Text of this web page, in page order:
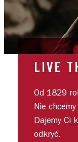
LIVE
Od 1829
Nie
Dajemy Ci
odkryć.